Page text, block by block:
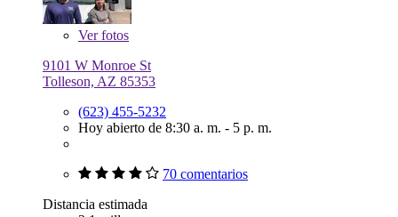
Verfotos
9101 W Monroe St
Tolleson, AZ 85353
(623) 455-5232
Hoy abierto de 8:30 a. m. - 5 p. m.
70 comentarios
Distancia estimada